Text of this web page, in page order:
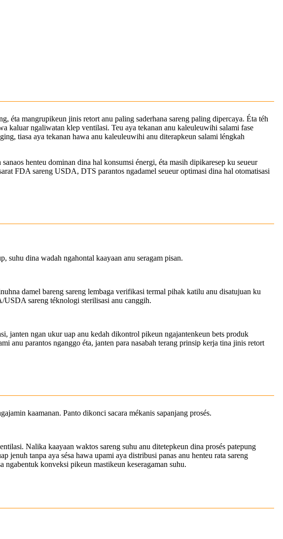
éta mangrupikeun jinis retort anu paling saderhana sareng paling dipercaya. Éta téh
kaluar ngaliwatan klep ventilasi. Teu aya tekanan anu kaleuleuwihi salami fase
tiasa aya tekanan hawa anu kaleuleuwihi anu diterapkeun salami léngkah
henteu dominan dina hal konsumsi énergi, éta masih dipikaresep ku seueur
FDA sareng USDA, DTS parantos ngadamel seueur optimasi dina hal otomatisasi
dina wadah ngahontal kaayaan anu seragam pisan.
damel bareng sareng lembaga verifikasi termal pihak katilu anu disatujuan ku
sareng téknologi sterilisasi anu canggih.
janten ngan ukur uap anu kedah dikontrol pikeun ngajantenkeun bets produk
anu parantos nganggo éta, janten para nasabah terang prinsip kerja tina jinis retort
kaamanan. Panto dikonci sacara mékanis sapanjang prosés.
Nalika kaayaan waktos sareng suhu anu ditetepkeun dina prosés patepung
jenuh tanpa aya sésa hawa upami aya distribusi panas anu henteu rata sareng
ngabentuk konveksi pikeun mastikeun keseragaman suhu.